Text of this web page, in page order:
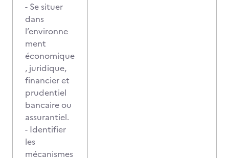
- Se situer
dans
l’environne
ment
économique
, juridique,
financier et
prudentiel
bancaire ou
assurantiel.
- Identifier
les
mécanismes